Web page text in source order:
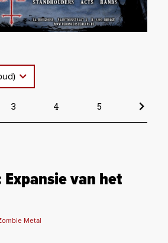
3 4 5
Expansie van het
Metal